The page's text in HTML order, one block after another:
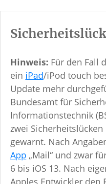
Hinweis: Für den Fall
ein iPad/iPod touch
Update mehr
Bundesamt für
Informationstechnik
zwei
gewarnt. Nach
App „Mail“ und zwar
6 bis iOS 13. Nach
Apples Entwickler den